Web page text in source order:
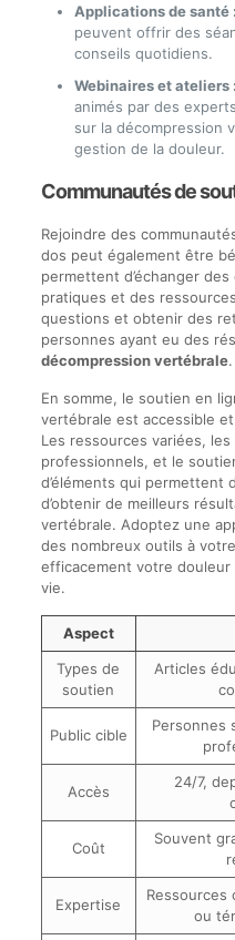
Applications de santé :
peuvent offrir des
conseils quotidiens.
Webinaires et ateliers :
animés par des
sur la décompression
gestion de la douleur.
Communautés de
Rejoindre des
dos peut également être
permettent d’échanger
pratiques et des
questions et obtenir des
personnes ayant eu des
décompression vertébrale.
En somme, le soutien en
vertébrale est accessible
Les ressources variées,
professionnels, et le
d’éléments qui permettent
d’obtenir de meilleurs
vertébrale. Adoptez une
des nombreux outils à
efficacement votre
vie.
Aspect
Types de
soutien
Articles
Public cible
Personnes
Accès
24/7,
Coût
Souvent
Expertise
Ressources
ou